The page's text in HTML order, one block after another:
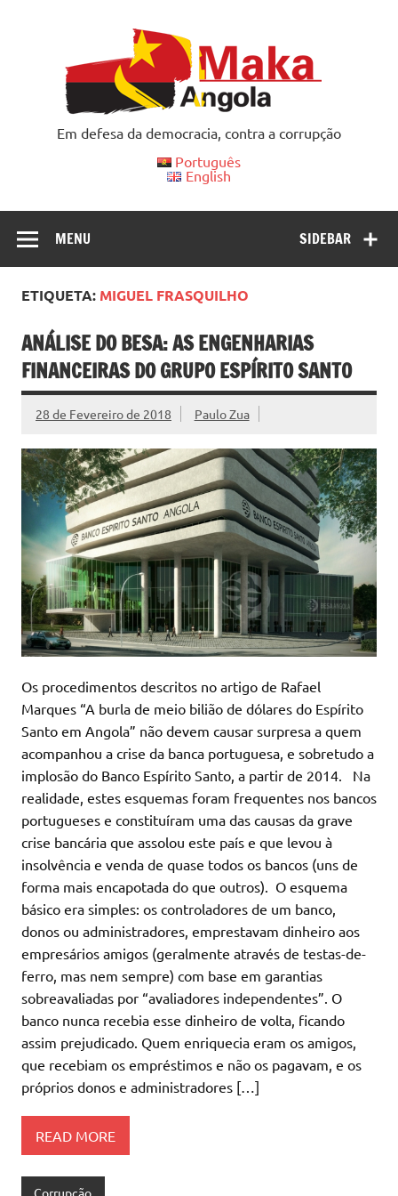
Em defesa da democracia, contra a corrupção
Português
English
SIDEBAR
MENU
ETIQUETA: MIGUEL FRASQUILHO
ANÁLISE DO BESA: AS ENGENHARIAS
FINANCEIRAS DO GRUPO ESPÍRITO SANTO
28 de Fevereiro de 2018 Paulo Zua
Os procedimentos descritos no artigo de Rafael
Marques “A burla de meio bilião de dólares do Espírito
Santo em Angola” não devem causar surpresa a quem
acompanhou a crise da banca portuguesa, e sobretudo a
implosão do Banco Espírito Santo, a partir de 2014. Na
realidade, estes esquemas foram frequentes nos bancos
portugueses e constituíram uma das causas da grave
crise bancária que assolou este país e que levou à
insolvência e venda de quase todos os bancos (uns de
forma mais encapotada do que outros). O esquema
básico era simples: os controladores de um banco,
donos ou administradores, emprestavam dinheiro aos
empresários amigos (geralmente através de testas-de-
ferro, mas nem sempre) com base em garantias
sobreavaliadas por “avaliadores independentes”. O
banco nunca recebia esse dinheiro de volta, ficando
assim prejudicado. Quem enriquecia eram os amigos,
que recebiam os empréstimos e não os pagavam, e os
próprios donos e administradores […]
READ MORE
Corrupção